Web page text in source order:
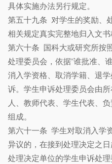
具体实施办法另行规定。
第五十九条 对学生的奖励、
相关规定真实完整地归入文书
第六十条 国科大或研究所按
处理委员会，依据“谁批准、
消入学资格、取消学籍、退
诉。学生申诉处理委员会由
人、教师代表、学生代表、
组成。
第六十一条 学生对取消入学
异议的，在接到处理决定之
处理决定单位的学生申诉处